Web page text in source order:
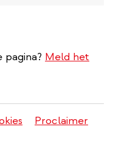
Meld het
Proclaimer